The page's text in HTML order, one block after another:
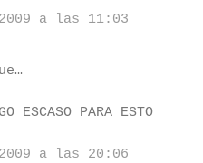
a las 11:03
ESCASO PARA ESTO
a las 20:06